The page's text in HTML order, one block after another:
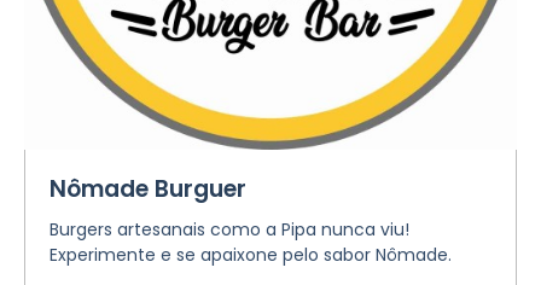
Nômade Burguer
Burgers artesanais como a Pipa nunca viu!
Experimente e se apaixone pelo sabor Nômade.